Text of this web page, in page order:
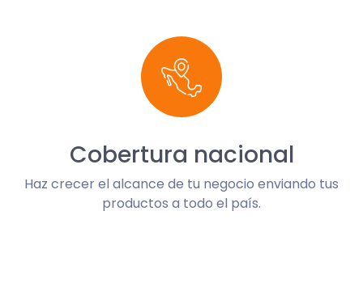
Cobertura nacional
Haz crecer el alcance de tu negocio enviando tus
productos a todo el país.